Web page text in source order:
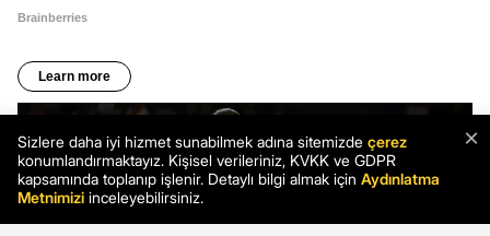
×
Sizlere daha iyi hizmet sunabilmek adına sitemizde çerez
konumlandırmaktayız. Kişisel verileriniz, KVKK ve GDPR
kapsamında toplanıp işlenir. Detaylı bilgi almak için Aydınlatma
Metnimizi inceleyebilirsiniz.